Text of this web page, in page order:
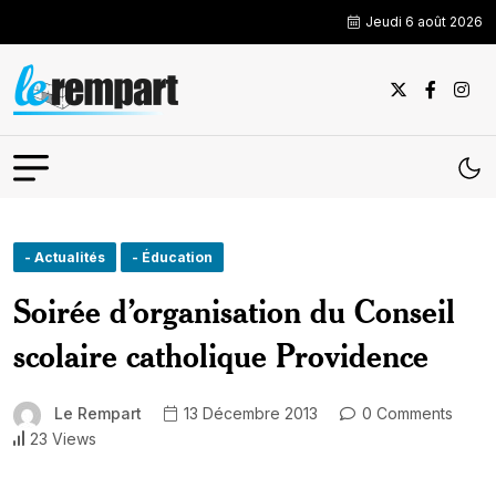
Jeudi 6 août 2026
- Actualités - Éducation
Soirée d’organisation du Conseil
scolaire catholique Providence
Le Rempart 13 Décembre 2013
0 Comments
23 Views